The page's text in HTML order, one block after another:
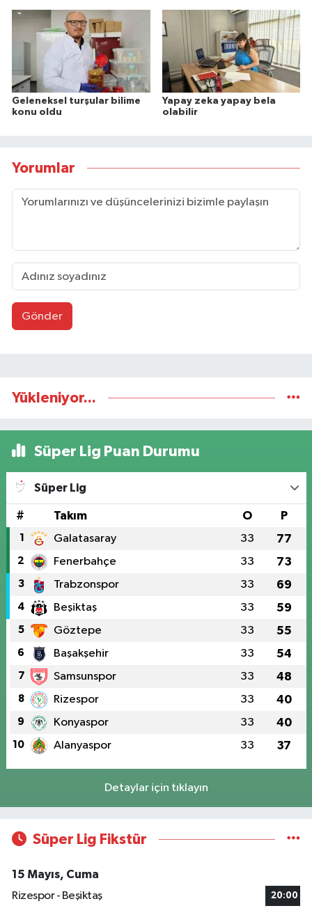
Geleneksel turşular bilime
konu oldu
Yapay zeka yapay bela
olabilir
Yorumlar
Gönder
Yükleniyor...
Süper Lig Puan Durumu
Süper Lig
# Takım O P
1 Galatasaray 33 77
2 Fenerbahçe 33 73
3 Trabzonspor 33 69
4 Beşiktaş 33 59
5 Göztepe 33 55
6 Başakşehir 33 54
7 Samsunspor 33 48
8 Rizespor 33 40
9 Konyaspor 33 40
10 Alanyaspor 33 37
Detaylar için tıklayın
Süper Lig Fikstür
15 Mayıs, Cuma
Rizespor - Beşiktaş
20:00